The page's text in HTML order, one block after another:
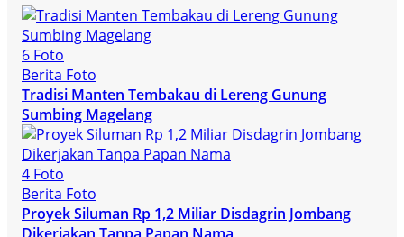
6 Foto
Berita Foto
Tradisi Manten Tembakau di Lereng Gunung
Sumbing Magelang
4 Foto
Berita Foto
Proyek Siluman Rp 1,2 Miliar Disdagrin Jombang